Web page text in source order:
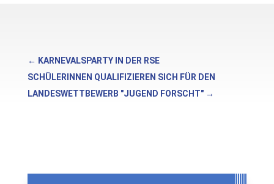
← KARNEVALSPARTY IN DER RSE
SCHÜLERINNEN QUALIFIZIEREN SICH FÜR DEN
LANDESWETTBEWERB "JUGEND FORSCHT"→